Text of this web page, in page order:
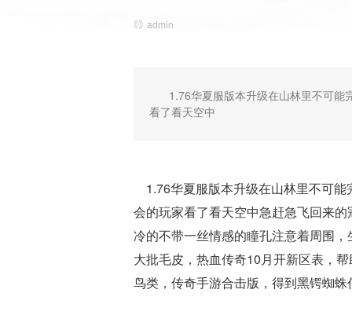
admin
1.76华夏服版本升级在山林里不可
看了看天空中
1.76华夏服版本升级在山林里不可
会的玩家看了看天空中急赶急飞回来
冷的不带一丝情感的瞳孔注意着周围
大批毛皮，热血传奇10月开新区表，
鸟类，传奇手游合击版，得到黑锷蜘